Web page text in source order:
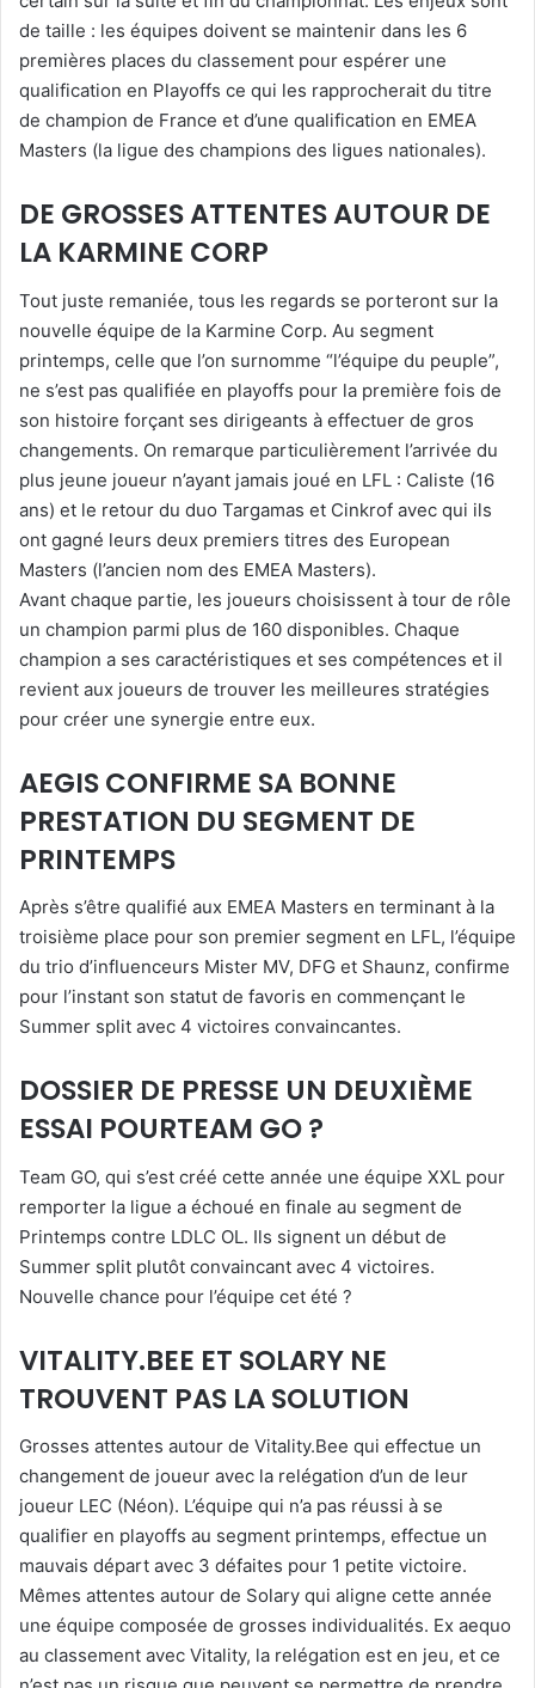
de taille : les équipes doivent se maintenir dans les 6
premières places du classement pour espérer une
qualification en Playoffs ce qui les rapprocherait du titre
de champion de France et d’une qualification en EMEA
Masters (la ligue des champions des ligues nationales).
DE GROSSES ATTENTES AUTOUR DE
LA KARMINE CORP
Tout juste remaniée, tous les regards se porteront sur la
nouvelle équipe de la Karmine Corp. Au segment
printemps, celle que l’on surnomme “l’équipe du peuple”,
ne s’est pas qualifiée en playoffs pour la première fois de
son histoire forçant ses dirigeants à effectuer de gros
changements. On remarque particulièrement l’arrivée du
plus jeune joueur n’ayant jamais joué en LFL : Caliste (16
ans) et le retour du duo Targamas et Cinkrof avec qui ils
ont gagné leurs deux premiers titres des European
Masters (l’ancien nom des EMEA Masters).
Avant chaque partie, les joueurs choisissent à tour de rôle
un champion parmi plus de 160 disponibles. Chaque
champion a ses caractéristiques et ses compétences et il
revient aux joueurs de trouver les meilleures stratégies
pour créer une synergie entre eux.
AEGIS CONFIRME SA BONNE
PRESTATION DU SEGMENT DE
PRINTEMPS
Après s’être qualifié aux EMEA Masters en terminant à la
troisième place pour son premier segment en LFL, l’équipe
du trio d’influenceurs Mister MV, DFG et Shaunz, confirme
pour l’instant son statut de favoris en commençant le
Summer split avec 4 victoires convaincantes.
DOSSIER DE PRESSE UN DEUXIÈME
ESSAI POURTEAM GO ?
Team GO, qui s’est créé cette année une équipe XXL pour
remporter la ligue a échoué en finale au segment de
Printemps contre LDLC OL. Ils signent un début de
Summer split plutôt convaincant avec 4 victoires.
Nouvelle chance pour l’équipe cet été ?
VITALITY.BEE ET SOLARY NE
TROUVENT PAS LA SOLUTION
Grosses attentes autour de Vitality.Bee qui effectue un
changement de joueur avec la relégation d’un de leur
joueur LEC (Néon). L’équipe qui n’a pas réussi à se
qualifier en playoffs au segment printemps, effectue un
mauvais départ avec 3 défaites pour 1 petite victoire.
Mêmes attentes autour de Solary qui aligne cette année
une équipe composée de grosses individualités. Ex aequo
au classement avec Vitality, la relégation est en jeu, et ce